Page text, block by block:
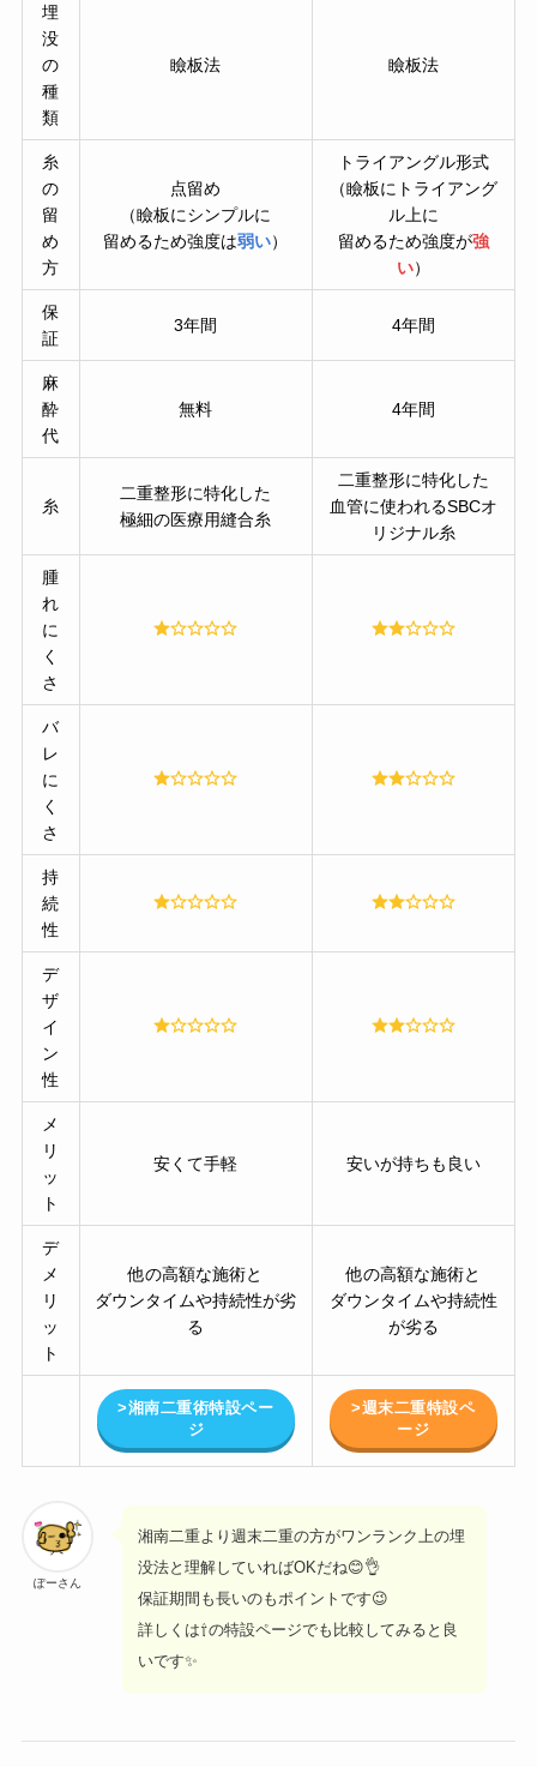
埋
没
の
種
類
瞼板法 瞼板法
糸
の
留
め
方
点留め
（瞼板にシンプルに
留めるため強度は弱い）
トライアングル形式
（瞼板にトライアング
ル上に
留めるため強度が強
い）
保
証
3年間 4年間
麻
酔
代
無料 4年間
糸
二重整形に特化した
極細の医療用縫合糸
二重整形に特化した
血管に使われるSBCオ
リジナル糸
腫
れ
に
く
さ
バ
レ
に
く
さ
持
続
性
デ
ザ
イ
ン
性
メ
リ
ッ
ト
安くて手軽 安いが持ちも良い
デ
メ
リ
ッ
ト
他の高額な施術と
ダウンタイムや持続性が劣
る
他の高額な施術と
ダウンタイムや持続性
が劣る
>湘南二重術特設ペー
ジ
>週末二重特設ペ
ージ
ぽーさん
湘南二重より週末二重の方がワンランク上の埋
没法と理解していればOKだね😊👌
保証期間も長いのもポイントです😉
詳しくは⇧の特設ページでも比較してみると良
いです✨